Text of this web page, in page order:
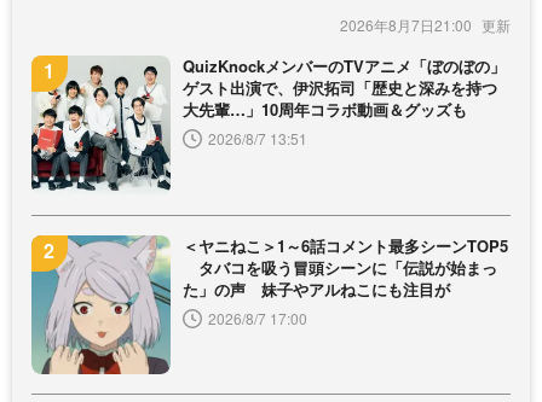
2026年8月7日21:00
QuizKnockメンバーのTVアニメ「ぼのぼの」
ゲスト出演で、伊沢拓司「歴史と深みを持つ
大先輩…」10周年コラボ動画＆グッズも
2026/8/7 13:51
＜ヤニねこ＞1～6話コメント最多シーンTOP5
タバコを吸う冒頭シーンに「伝説が始まっ
た」の声 妹子やアルねこにも注目が
2026/8/7 17:00